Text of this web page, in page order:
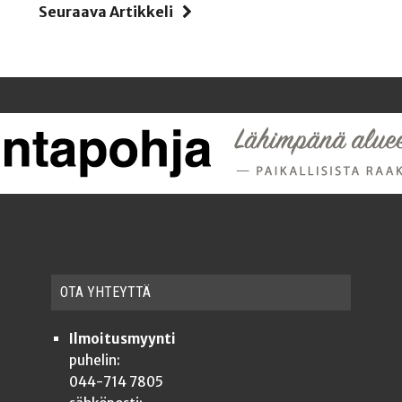
Seuraava Artikkeli
OTA YHTEYT­TÄ
Ilmoitusmyynti
puhelin:
044-714 7805